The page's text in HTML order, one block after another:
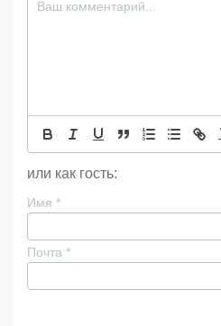
или как гость:
Имя *
Почта *